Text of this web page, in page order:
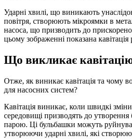
Ударні хвилі, що виникають
повітря, створюють мікроямки в
насоса, що призводить до
цьому зображенні показана
Що викликає
Отже, як виникає кавітація та чому
для насосних систем?
Кавітація виникає, коли швидкі
середовищі призводять до
парою. Ці бульбашки можуть
утворюючи ударні хвилі, які